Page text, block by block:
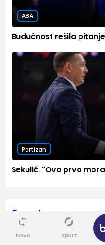
ABA
Budućnost rešila
Partizan
Sekulić: "Ovo prvo
Sport
Novo Sport
✕